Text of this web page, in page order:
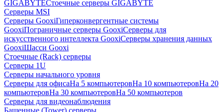
GIGABYTEСтоечные серверы GIGABYTE
Серверы MSI
Серверы GooxiГиперконвергентные системы
GooxiПограничные серверы GooxiСерверы для
искусственного интеллекта GooxiСерверы хранения данных
GooxiШасси Gooxi
Стоечные (Rack) серверы
Серверы 1U
Серверы начального уровня
Серверы для офисаНа 5 компьютеровНа 10 компьютеровНа 20
компьютеровНа 30 компьютеровНа 50 компьютеров
Серверы для видеонаблюдения
Башенные (Tower) серверы